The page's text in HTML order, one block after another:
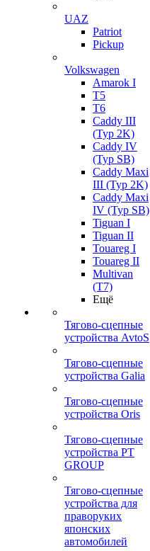
UAZ
Patriot
Pickup
Volkswagen
Amarok I
T5
T6
Caddy III
(Typ 2K)
Caddy IV
(Typ SB)
Caddy Maxi
III (Typ 2K)
Caddy Maxi
IV (Typ SB)
Tiguan I
Tiguan II
Touareg I
Touareg II
Multivan
(T7)
Ещё
Тягово-сцепные
устройства AvtoS
Тягово-сцепные
устройства Galia
Тягово-сцепные
устройства Oris
Тягово-сцепные
устройства PT
GROUP
Тягово-сцепные
устройства для
праворуких
японских
автомобилей